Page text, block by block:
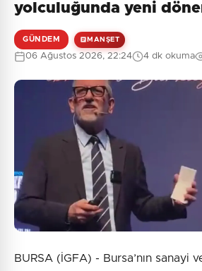
yolculuğunda yeni
GÜNDEM MANŞET
06 Ağustos 2026, 22:24 4 dk okuma
BURSA (İGFA) - Bursa’nın sanayi